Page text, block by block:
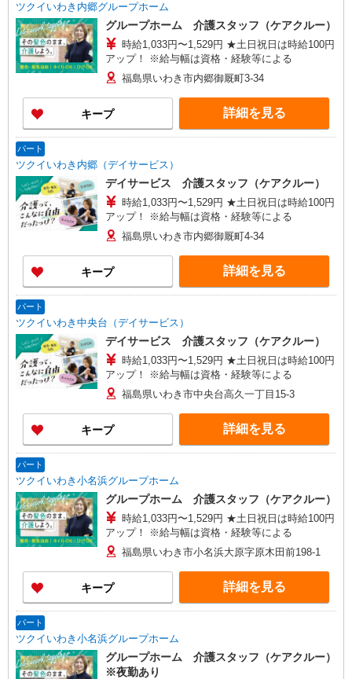
ツクイいわき内郷グループホーム
グループホーム 介護スタッフ（ケアクルー）
時給1,033円〜1,529円 ★土日祝日は時給100円
アップ！ ※給与幅は資格・経験等による
福島県いわき市内郷御厩町3-34
キープ 詳細を見る
パート
ツクイいわき内郷（デイサービス）
デイサービス 介護スタッフ（ケアクルー）
時給1,033円〜1,529円 ★土日祝日は時給100円
アップ！ ※給与幅は資格・経験等による
福島県いわき市内郷御厩町4-34
キープ 詳細を見る
パート
ツクイいわき中央台（デイサービス）
デイサービス 介護スタッフ（ケアクルー）
時給1,033円〜1,529円 ★土日祝日は時給100円
アップ！ ※給与幅は資格・経験等による
福島県いわき市中央台高久一丁目15-3
キープ 詳細を見る
パート
ツクイいわき小名浜グループホーム
グループホーム 介護スタッフ（ケアクルー）
時給1,033円〜1,529円 ★土日祝日は時給100円
アップ！ ※給与幅は資格・経験等による
福島県いわき市小名浜大原字原木田前198-1
キープ 詳細を見る
パート
ツクイいわき小名浜グループホーム
グループホーム 介護スタッフ（ケアクルー）
※夜勤あり